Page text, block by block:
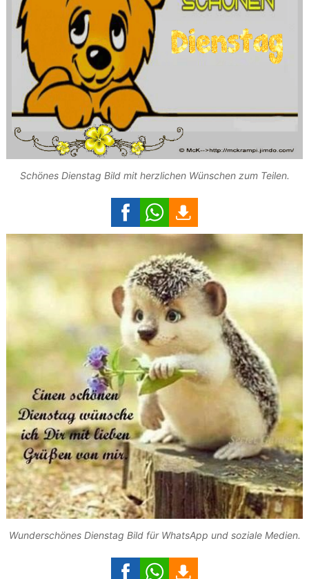
Schönes Dienstag Bild mit herzlichen Wünschen zum Teilen.
Wunderschönes Dienstag Bild für WhatsApp und soziale Medien.